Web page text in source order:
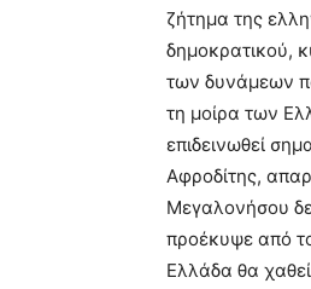
ζήτημα της
δημοκρατικού,
των δυνάμεων
τη μοίρα των
επιδεινωθεί
Αφροδίτης,
Μεγαλονήσου
προέκυψε από
Ελλάδα θα